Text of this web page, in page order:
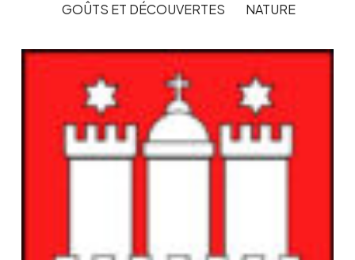
GOÛTS ET DÉCOUVERTES
NATURE